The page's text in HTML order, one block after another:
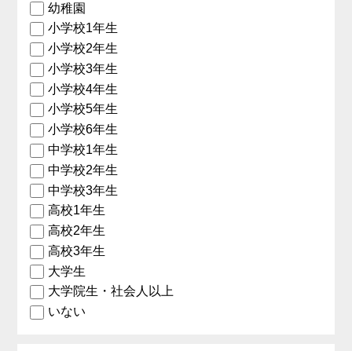
幼稚園
小学校1年生
小学校2年生
小学校3年生
小学校4年生
小学校5年生
小学校6年生
中学校1年生
中学校2年生
中学校3年生
高校1年生
高校2年生
高校3年生
大学生
大学院生・社会人以上
いない